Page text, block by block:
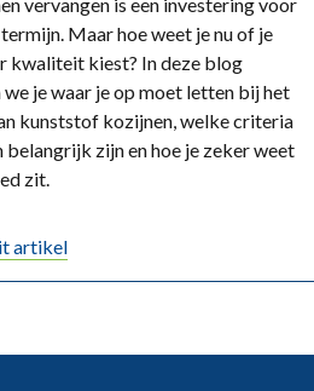
Maar hoe weet je nu of je
kwaliteit kiest? In deze blog
je waar je op moet letten bij het
kunststof kozijnen, welke criteria
belangrijk zijn en hoe je zeker weet
zit.
artikel